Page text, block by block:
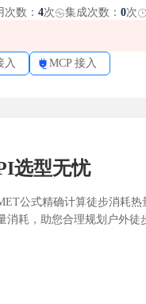
次数： 4次 集成次数： 0次
入 MCP 接入
选型无忧
公式精确计算徒步消耗
消耗，助您合理规划户外徒